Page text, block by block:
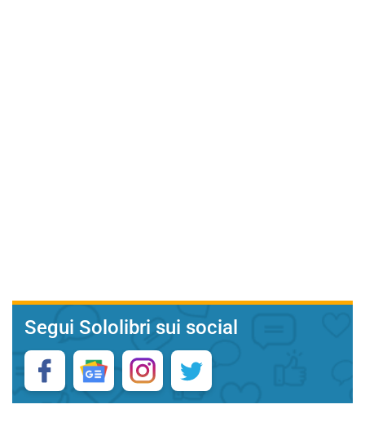
Segui Sololibri sui social